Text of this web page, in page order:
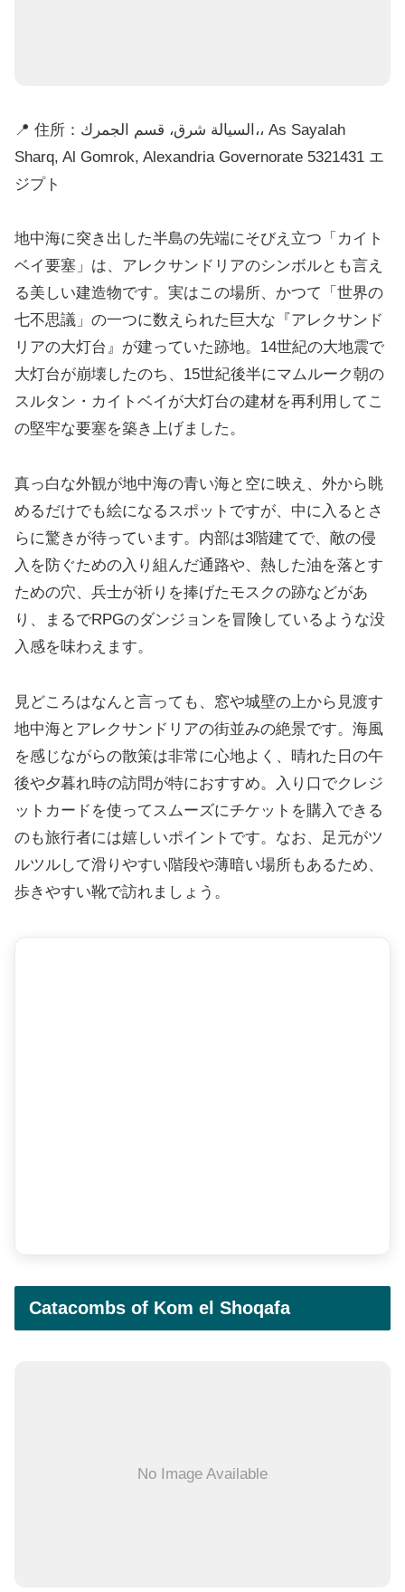
📍 住所：السيالة شرق، قسم الجمرك،، As Sayalah
Sharq, Al Gomrok, Alexandria Governorate 5321431 エ
ジプト
地中海に突き出した半島の先端にそびえ立つ「カイト
ベイ要塞」は、アレクサンドリアのシンボルとも言え
る美しい建造物です。実はこの場所、かつて「世界の
七不思議」の一つに数えられた巨大な『アレクサンド
リアの大灯台』が建っていた跡地。14世紀の大地震で
大灯台が崩壊したのち、15世紀後半にマムルーク朝の
スルタン・カイトベイが大灯台の建材を再利用してこ
の堅牢な要塞を築き上げました。
真っ白な外観が地中海の青い海と空に映え、外から眺
めるだけでも絵になるスポットですが、中に入るとさ
らに驚きが待っています。内部は3階建てで、敵の侵
入を防ぐための入り組んだ通路や、熱した油を落とす
ための穴、兵士が祈りを捧げたモスクの跡などがあ
り、まるでRPGのダンジョンを冒険しているような没
入感を味わえます。
見どころはなんと言っても、窓や城壁の上から見渡す
地中海とアレクサンドリアの街並みの絶景です。海風
を感じながらの散策は非常に心地よく、晴れた日の午
後や夕暮れ時の訪問が特におすすめ。入り口でクレジ
ットカードを使ってスムーズにチケットを購入できる
のも旅行者には嬉しいポイントです。なお、足元がツ
ルツルして滑りやすい階段や薄暗い場所もあるため、
歩きやすい靴で訪れましょう。
Catacombs of Kom el Shoqafa
No Image Available